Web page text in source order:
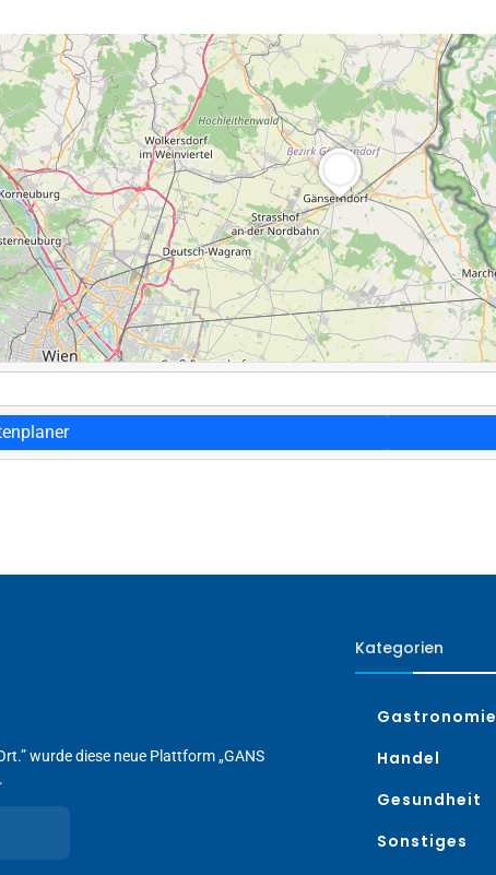
wurde diese neue Plattform „GANS
Kategorien
Gastronomie
Handel
Gesundheit
Sonstiges